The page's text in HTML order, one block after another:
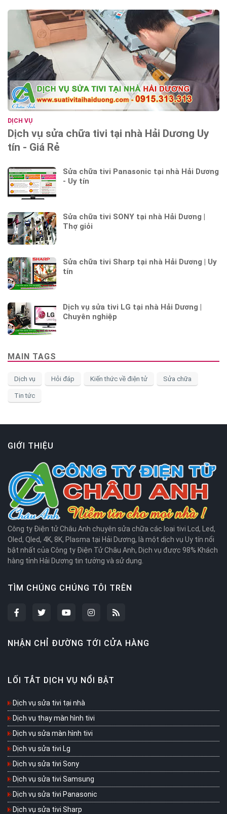
DỊCH VỤ
Dịch vụ sửa chữa tivi tại nhà Hải Dương Uy
tín - Giá Rẻ
Sửa chữa tivi Panasonic tại nhà Hải Dương
- Uy tín
Sửa chữa tivi SONY tại nhà Hải Dương |
Thợ giỏi
Sửa chữa tivi Sharp tại nhà Hải Dương | Uy
tín
Dịch vụ sửa tivi LG tại nhà Hải Dương |
Chuyên nghiệp
MAIN TAGS
Dịch vụ Hỏi đáp Kiến thức về điện tử Sửa chữa
Tin tức
GIỚI THIỆU
Công ty Điện tử Châu Anh chuyên sửa chữa các loại tivi Lcd, Led,
Oled, Qled, 4K, 8K, Plasma tại Hải Dương, là một dịch vụ Uy tín nổi
bật nhất của Công ty Điện Tử Châu Anh, Dịch vụ được 98% Khách
hàng tỉnh Hải Dương tin tưởng và sử dụng.
TÌM CHÚNG CHÚNG TÔI TRÊN
NHẬN CHỈ ĐƯỜNG TỚI CỬA HÀNG
LỐI TẮT DỊCH VỤ NỔI BẬT
Dịch vụ sửa tivi tại nhà
Dịch vụ thay màn hình tivi
Dịch vụ sửa màn hình tivi
Dịch vụ sửa tivi Lg
Dịch vụ sửa tivi Sony
Dịch vụ sửa tivi Samsung
Dịch vụ sửa tivi Panasonic
Dịch vụ sửa tivi Sharp